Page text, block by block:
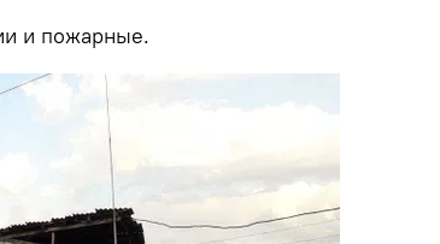
и пожарные.